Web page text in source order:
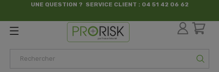
UNE QUESTION ? SERVICE CLIENT : 04 51 42 06 62
par France Sécurité